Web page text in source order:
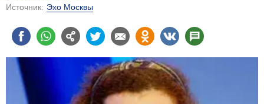
Источник: Эхо Москвы